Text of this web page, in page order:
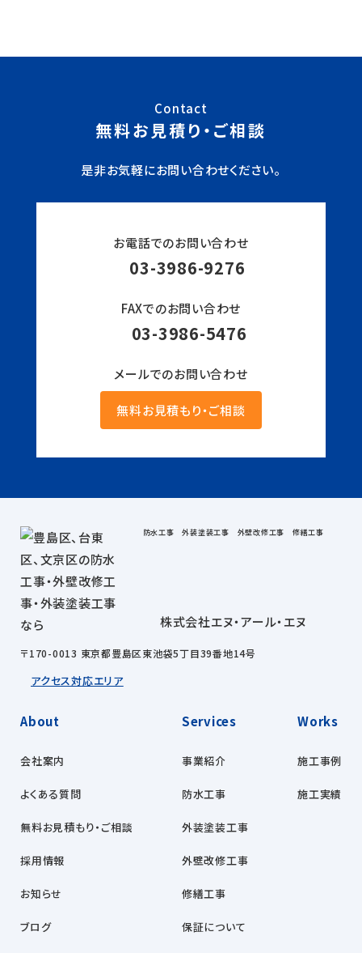
Contact
無料お見積り・ご相談
是非お気軽にお問い合わせください。
お電話でのお問い合わせ
03-3986-9276
FAXでのお問い合わせ
03-3986-5476
メールでのお問い合わせ
無料お見積もり・ご相談
防水工事 外装塗装工事 外壁改修工事 修繕工事
株式会社エヌ・アール・エヌ
〒170-0013 東京都豊島区東池袋5丁目39番地14号
アクセス対応エリア
About
会社案内
よくある質問
無料お見積もり・ご相談
採用情報
お知らせ
ブログ
Services
事業紹介
防水工事
外装塗装工事
外壁改修工事
修繕工事
保証について
Works
施工事例
施工実績